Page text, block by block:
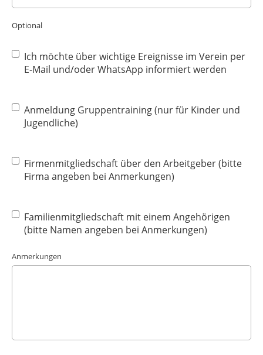
Optional
Ich möchte über wichtige Ereignisse im Verein per
E-Mail und/oder WhatsApp informiert werden
Anmeldung Gruppentraining (nur für Kinder und
Jugendliche)
Firmenmitgliedschaft über den Arbeitgeber (bitte
Firma angeben bei Anmerkungen)
Familienmitgliedschaft mit einem Angehörigen
(bitte Namen angeben bei Anmerkungen)
Anmerkungen